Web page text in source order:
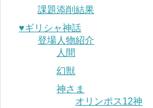
課題添削結果
♥︎ギリシャ神話
登場人物紹介
人間
幻獣
神さま
オリンポス12神